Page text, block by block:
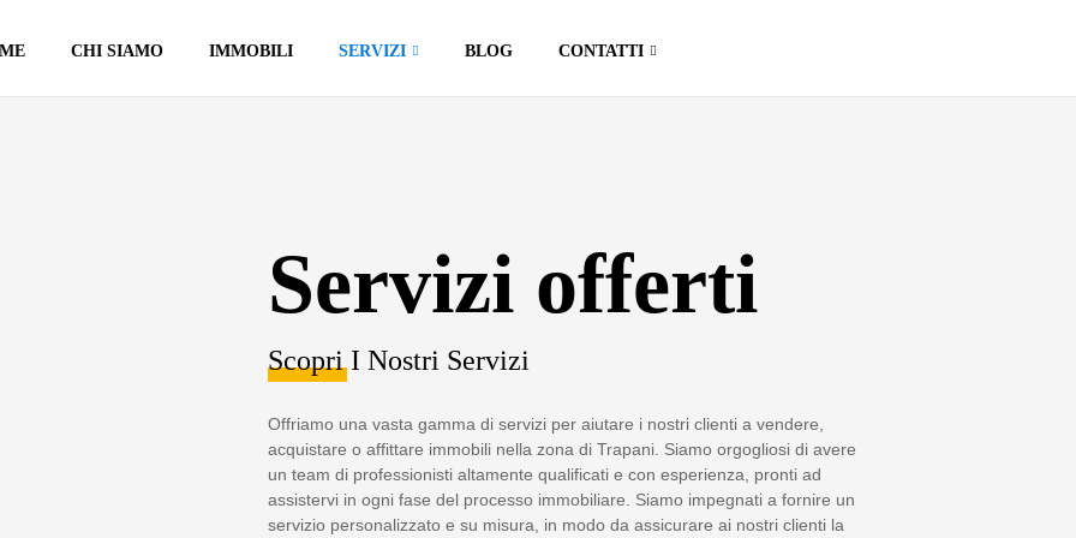
CHI SIAMO IMMOBILI SERVIZI BLOG CONTATTI
Servizi offerti
Scopri I Nostri Servizi
Offriamo una vasta gamma di servizi per aiutare i nostri clienti a vendere,
acquistare o affittare immobili nella zona di Trapani. Siamo orgogliosi di avere
un team di professionisti altamente qualificati e con esperienza, pronti ad
assistervi in ogni fase del processo immobiliare. Siamo impegnati a fornire un
servizio personalizzato e su misura, in modo da assicurare ai nostri clienti la